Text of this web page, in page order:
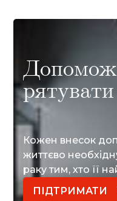
Кожен внесок
життєво
раку тим, хто її
ПІДТРИМАТИ